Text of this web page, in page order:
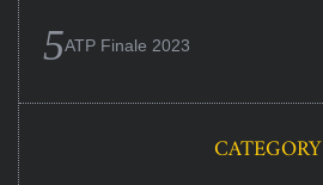
ATP Finale 2023
CATEGORY